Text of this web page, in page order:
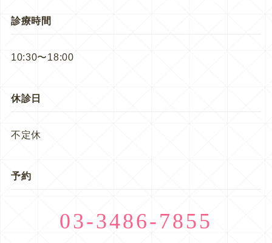
診療時間
10:30〜18:00
休診日
不定休
予約
03-3486-7855